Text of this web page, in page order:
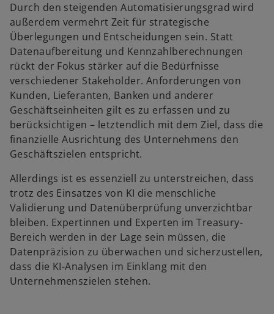
Durch den steigenden Automatisierungsgrad wird
außerdem vermehrt Zeit für strategische
Überlegungen und Entscheidungen sein. Statt
Datenaufbereitung und Kennzahlberechnungen
rückt der Fokus stärker auf die Bedürfnisse
verschiedener Stakeholder. Anforderungen von
Kunden, Lieferanten, Banken und anderer
Geschäftseinheiten gilt es zu erfassen und zu
berücksichtigen – letztendlich mit dem Ziel, dass die
finanzielle Ausrichtung des Unternehmens den
Geschäftszielen entspricht.
Allerdings ist es essenziell zu unterstreichen, dass
trotz des Einsatzes von KI die menschliche
Validierung und Datenüberprüfung unverzichtbar
bleiben. Expertinnen und Experten im Treasury-
Bereich werden in der Lage sein müssen, die
Datenpräzision zu überwachen und sicherzustellen,
dass die KI-Analysen im Einklang mit den
Unternehmenszielen stehen.